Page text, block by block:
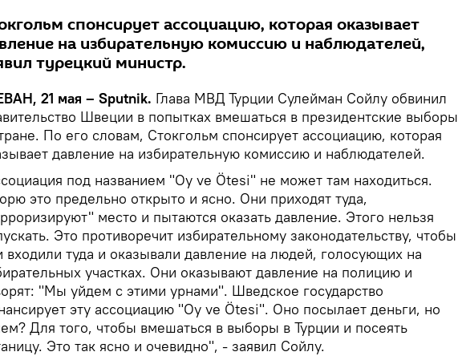
спонсирует ассоциацию, которая оказывает
на избирательную комиссию и наблюдателей,
турецкий министр.
21 мая – Sputnik. Глава МВД Турции Cулейман Сойлу обвинил
Швеции в попытках вмешаться в президентские выборы
По его словам, Стокгольм спонсирует ассоциацию, которая
давление на избирательную комиссию и наблюдателей.
под названием "Oy ve Ötesi" не может там находиться.
это предельно открыто и ясно. Они приходят туда,
место и пытаются оказать давление. Этого нельзя
Это противоречит избирательному законодательству, чтобы
входили туда и оказывали давление на людей, голосующих на
участках. Они оказывают давление на полицию и
"Мы уйдем с этими урнами". Шведское государство
эту ассоциацию "Oy ve Ötesi". Оно посылает деньги, но
Для того, чтобы вмешаться в выборы в Турции и посеять
Это так ясно и очевидно", - заявил Сойлу.